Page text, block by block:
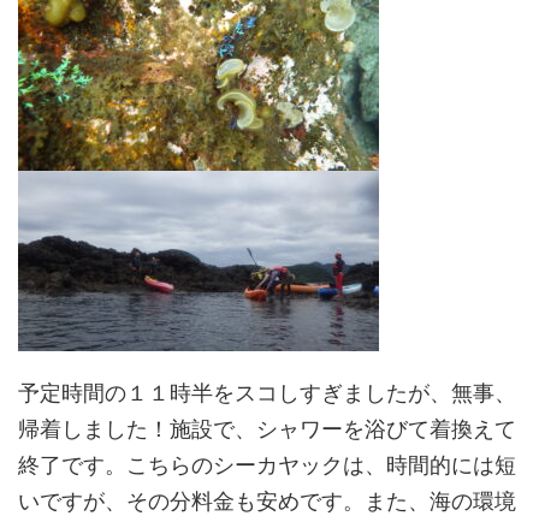
予定時間の１１時半をスコしすぎましたが、無事、
帰着しました！施設で、シャワーを浴びて着換えて
終了です。こちらのシーカヤックは、時間的には短
いですが、その分料金も安めです。また、海の環境